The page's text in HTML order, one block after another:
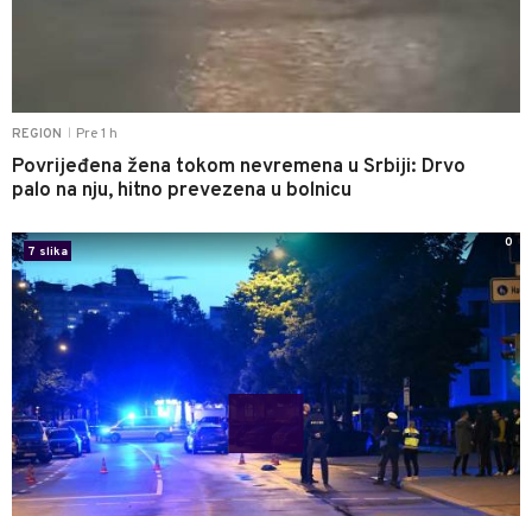
REGION Pre 1 h
Povrijeđena žena tokom nevremena u Srbiji: Drvo
palo na nju, hitno prevezena u bolnicu
7 slika
0